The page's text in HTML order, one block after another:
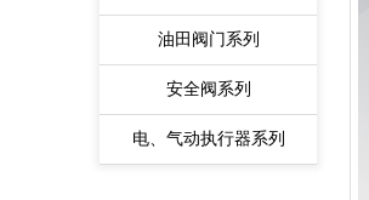
油田阀门系列
安全阀系列
电、气动执行器系列